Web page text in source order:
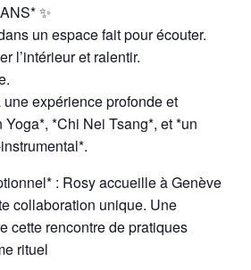
✨
un espace fait pour écouter.
l’intérieur et ralentir.
expérience profonde et
*Chi Nei Tsang*, et *un
: Rosy accueille à Genève
collaboration unique. Une
cette rencontre de pratiques
rituel